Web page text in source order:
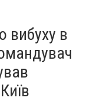
вибуху в